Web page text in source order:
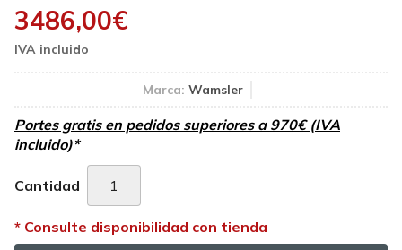
3486,00€
Marca: Wamsler
Portes gratis en pedidos superiores a 970€ (IVA
incluido)*
Cantidad